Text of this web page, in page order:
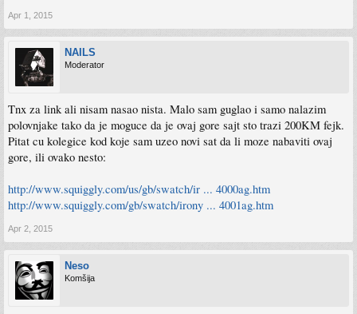
Apr 1, 2015
NAILS
Moderator
Tnx za link ali nisam nasao nista. Malo sam guglao i samo nalazim
polovnjake tako da je moguce da je ovaj gore sajt sto trazi 200KM fejk.
Pitat cu kolegice kod koje sam uzeo novi sat da li moze nabaviti ovaj
gore, ili ovako nesto:
http://www.squiggly.com/us/gb/swatch/ir ... 4000ag.htm
http://www.squiggly.com/gb/swatch/irony ... 4001ag.htm
Apr 2, 2015
Neso
Komšija